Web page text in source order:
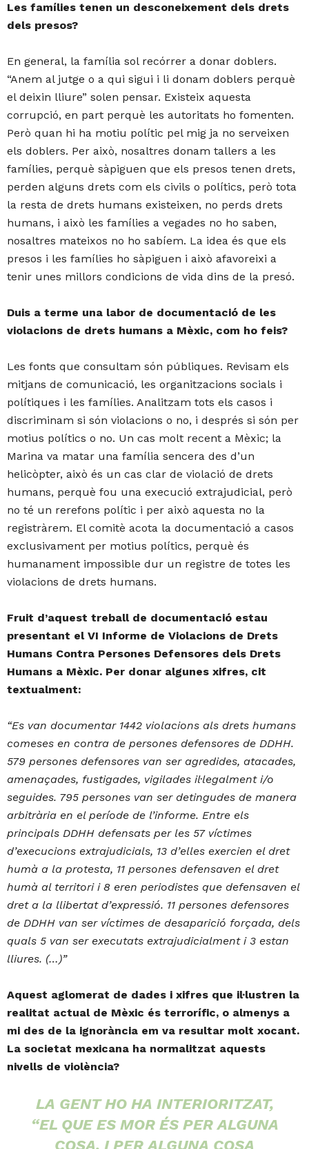
Les famílies tenen un desconeixement dels drets
dels presos?
En general, la família sol recórrer a donar doblers.
“Anem al jutge o a qui sigui i li donam doblers perquè
el deixin lliure” solen pensar. Existeix aquesta
corrupció, en part perquè les autoritats ho fomenten.
Però quan hi ha motiu polític pel mig ja no serveixen
els doblers. Per això, nosaltres donam tallers a les
famílies, perquè sàpiguen que els presos tenen drets,
perden alguns drets com els civils o polítics, però tota
la resta de drets humans existeixen, no perds drets
humans, i això les famílies a vegades no ho saben,
nosaltres mateixos no ho sabíem. La idea és que els
presos i les famílies ho sàpiguen i això afavoreixi a
tenir unes millors condicions de vida dins de la presó.
Duis a terme una labor de documentació de les
violacions de drets humans a Mèxic, com ho feis?
Les fonts que consultam són públiques. Revisam els
mitjans de comunicació, les organitzacions socials i
polítiques i les famílies. Analitzam tots els casos i
discriminam si són violacions o no, i després si són per
motius polítics o no. Un cas molt recent a Mèxic; la
Marina va matar una família sencera des d’un
helicòpter, això és un cas clar de violació de drets
humans, perquè fou una execució extrajudicial, però
no té un rerefons polític i per això aquesta no la
registràrem. El comitè acota la documentació a casos
exclusivament per motius polítics, perquè és
humanament impossible dur un registre de totes les
violacions de drets humans.
Fruit d’aquest treball de documentació estau
presentant el VI Informe de Violacions de Drets
Humans Contra Persones Defensores dels Drets
Humans a Mèxic. Per donar algunes xifres, cit
textualment:
“Es van documentar 1442 violacions als drets humans
comeses en contra de persones defensores de DDHH.
579 persones defensores van ser agredides, atacades,
amenaçades, fustigades, vigilades il·legalment i/o
seguides. 795 persones van ser detingudes de manera
arbitrària en el període de l’informe. Entre els
principals DDHH defensats per les 57 víctimes
d’execucions extrajudicials, 13 d’elles exercien el dret
humà a la protesta, 11 persones defensaven el dret
humà al territori i 8 eren periodistes que defensaven el
dret a la llibertat d’expressió. 11 persones defensores
de DDHH van ser víctimes de desaparició forçada, dels
quals 5 van ser executats extrajudicialment i 3 estan
lliures. (…)”
Aquest aglomerat de dades i xifres que il·lustren la
realitat actual de Mèxic és terrorífic, o almenys a
mi des de la ignorància em va resultar molt xocant.
La societat mexicana ha normalitzat aquests
nivells de violència?
LA GENT HO HA INTERIORITZAT,
“EL QUE ES MOR ÉS PER ALGUNA
COSA, I PER ALGUNA COSA